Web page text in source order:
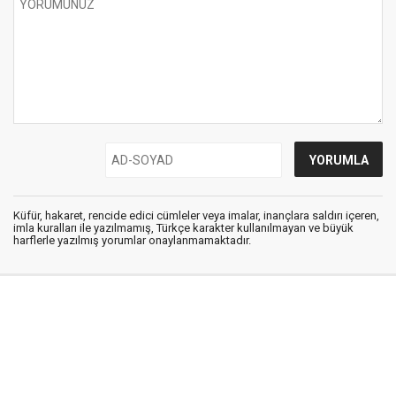
Küfür, hakaret, rencide edici cümleler veya imalar, inançlara saldırı içeren,
imla kuralları ile yazılmamış, Türkçe karakter kullanılmayan ve büyük
harflerle yazılmış yorumlar onaylanmamaktadır.